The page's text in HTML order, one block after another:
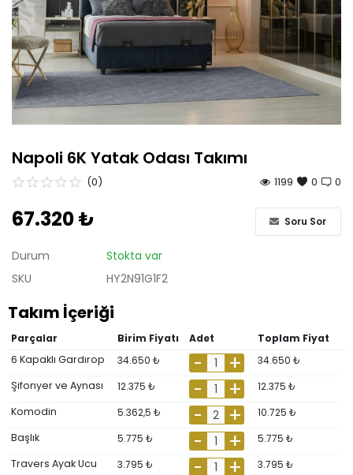
Çalışma Odası
Genç Odası
Bahçe Mobilyaları
Napoli 6K Yatak Odası Takımı
0
(0) 0
1199
67.320 ₺ Soru Sor
Durum
Stokta var
SKU
HY2N91G1F2
Takım İçeriği
Parçalar Birim Fiyatı Adet
Toplam Fiyat
6 Kapaklı Gardırop
34.650 ₺
34.650 ₺
Şifonyer ve Aynası
12.375 ₺
12.375 ₺
Komodin
5.362,5 ₺
10.725 ₺
Başlık
5.775 ₺
5.775 ₺
Travers Ayak Ucu
3.795 ₺
3.795 ₺